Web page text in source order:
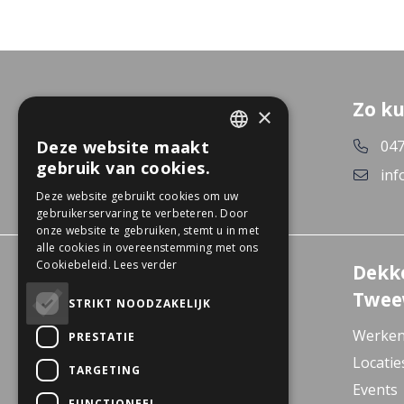
Zo
Experience Center
Wanssum
5861 CZ Wanssum
E-bike Store Vlodrop
Events
×
Deze website maakt
gebruik van cookies.
Deze website gebruikt cookies om uw
gebruikerservaring te verbeteren. Door
onze website te gebruiken, stemt u in met
alle cookies in overeenstemming met ons
Cookiebeleid. Lees verder
STRIKT NOODZAKELIJK
PRESTATIE
TARGETING